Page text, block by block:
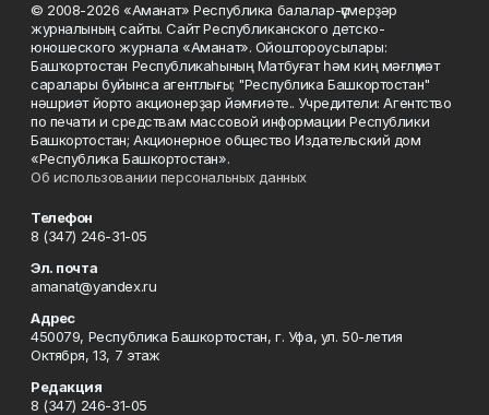
© 2008-2026 «Аманат» Республика балалар-үҫмерҙәр
журналының сайты. Сайт Республиканского детско-
юношеского журнала «Аманат». Ойоштороусылары:
Башҡортостан Республикаһының Матбуғат һәм киң мәғлүмәт
саралары буйынса агентлығы; "Республика Башкортостан"
нәшриәт йорто акционерҙар йәмғиәте.. Учредители: Агентство
по печати и средствам массовой информации Республики
Башкортостан; Акционерное общество Издательский дом
«Республика Башкортостан».
Об использовании персональных данных
Телефон
8 (347) 246-31-05
Эл. почта
amanat@yandex.ru
Адрес
450079, Республика Башкортостан, г. Уфа, ул. 50-летия
Октября, 13, 7 этаж
Редакция
8 (347) 246-31-05